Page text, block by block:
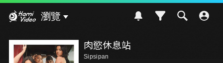
瀏覽
肉慾休息站
Sipsipan